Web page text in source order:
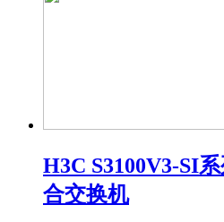
H3C S3100V3-SI
合交换机